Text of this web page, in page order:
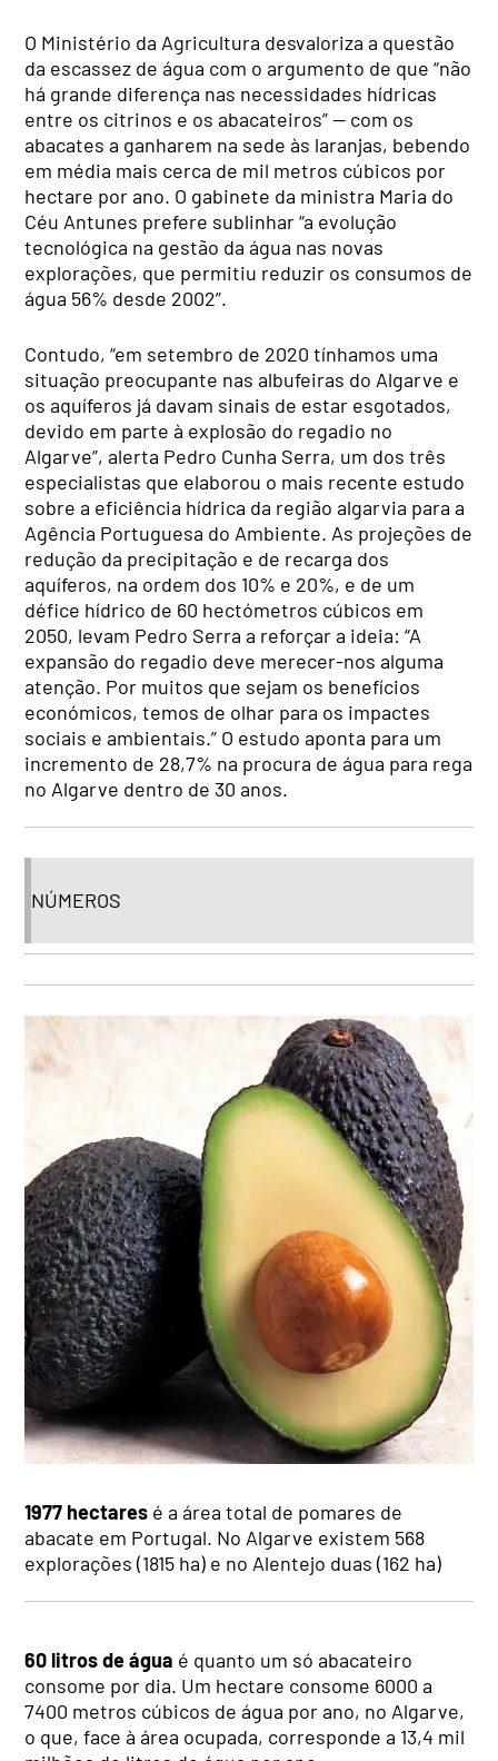
O Ministério da Agricultura desvaloriza a questão
da escassez de água com o argumento de que “não
há grande diferença nas necessidades hídricas
entre os citrinos e os abacateiros” — com os
abacates a ganharem na sede às laranjas, bebendo
em média mais cerca de mil metros cúbicos por
hectare por ano. O gabinete da ministra Maria do
Céu Antunes prefere sublinhar “a evolução
tecnológica na gestão da água nas novas
explorações, que permitiu reduzir os consumos de
água 56% desde 2002”.
Contudo, “em setembro de 2020 tínhamos uma
situação preocupante nas albufeiras do Algarve e
os aquíferos já davam sinais de estar esgotados,
devido em parte à explosão do regadio no
Algarve”, alerta Pedro Cunha Serra, um dos três
especialistas que elaborou o mais recente estudo
sobre a eficiência hídrica da região algarvia para a
Agência Portuguesa do Ambiente. As projeções de
redução da precipitação e de recarga dos
aquíferos, na ordem dos 10% e 20%, e de um
défice hídrico de 60 hectómetros cúbicos em
2050, levam Pedro Serra a reforçar a ideia: “A
expansão do regadio deve merecer-nos alguma
atenção. Por muitos que sejam os benefícios
económicos, temos de olhar para os impactes
sociais e ambientais.” O estudo aponta para um
incremento de 28,7% na procura de água para rega
no Algarve dentro de 30 anos.
NÚMEROS
1977 hectares é a área total de pomares de
abacate em Portugal. No Algarve existem 568
explorações (1815 ha) e no Alentejo duas (162 ha)
60 litros de água é quanto um só abacateiro
consome por dia. Um hectare consome 6000 a
7400 metros cúbicos de água por ano, no Algarve,
o que, face à área ocupada, corresponde a 13,4 mil